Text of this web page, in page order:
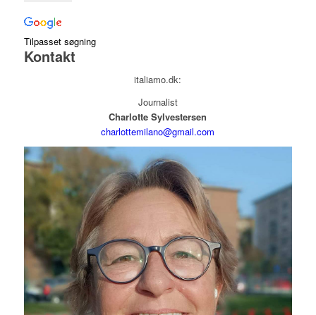
Tilpasset søgning
Kontakt
italiamo.dk:
Journalist
Charlotte Sylvestersen
charlottemilano@gmail.com